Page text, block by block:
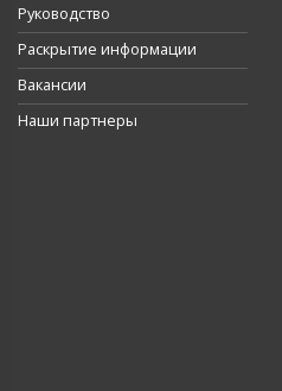
Руководство
Раскрытие информации
Вакансии
Наши партнеры